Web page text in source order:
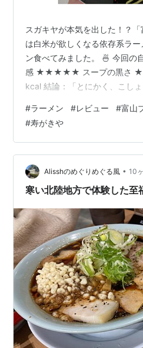
スガキヤが本気を出した！？
は白米が欲しくなる依存系ラ
ン食べてみました。 🍜 今回の
感 ★★★★★ スープの黒さ
kcal 結論：「とにかく、こし
麺は白米が欲しくなる依存系ラ
腹チェック！ 富山ブラックラ
ンとは？ 寿がきやとは？ 寿が
カロリーは？ 寿がきや富山ブ
寿がきや富山ブラックラーメン
富…
#ラーメン #レビュー #富山
#寿がきや
Alisshのめぐりめぐる風 • 10
寒い北陸地方で体験した至